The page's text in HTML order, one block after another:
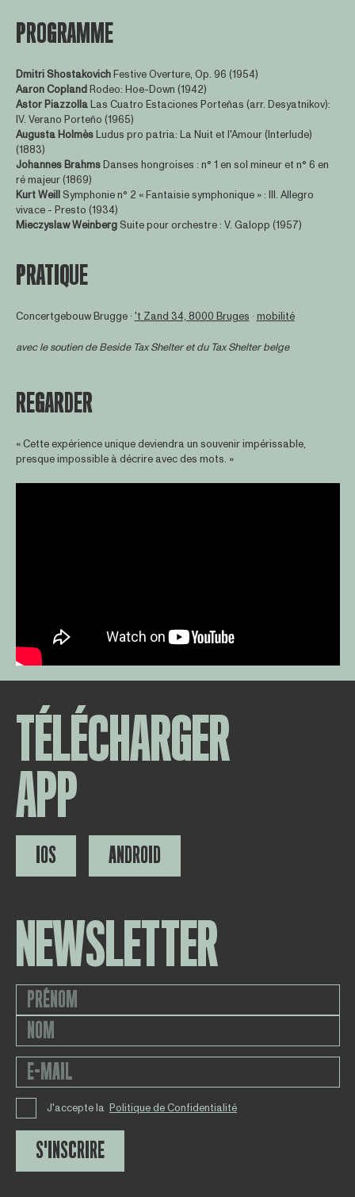
PROGRAMME
Dmitri ShostakovichFestive Overture, Op. 96 (1954)
Aaron CoplandRodeo: Hoe-Down (1942)
Astor PiazzollaLas Cuatro Estaciones Porteñas (arr. Desyatnikov):
IV. Verano Porteño (1965)
Augusta HolmèsLudus pro patria: La Nuit et l'Amour (Interlude)
(1883)
Johannes BrahmsDanses hongroises : n° 1 en sol mineur et n° 6 en
ré majeur (1869)
Kurt WeillSymphonie n° 2 « Fantaisie symphonique » : III. Allegro
vivace - Presto (1934)
Mieczyslaw WeinbergSuite pour orchestre : V. Galopp (1957)
PRATIQUE
Concertgebouw Brugge ∙'t Zand 34, 8000 Bruges ∙mobilité
avec le soutien deBeside Tax Shelteret du Tax Shelter belge
REGARDER
« Cette expérience unique deviendra un souvenir impérissable,
presque impossible à décrire avec des mots. »
TÉLÉCHARGER
APP
IOS ANDROID
NEWSLETTER
J'accepte la Politique de Confidentialité
S'INSCRIRE